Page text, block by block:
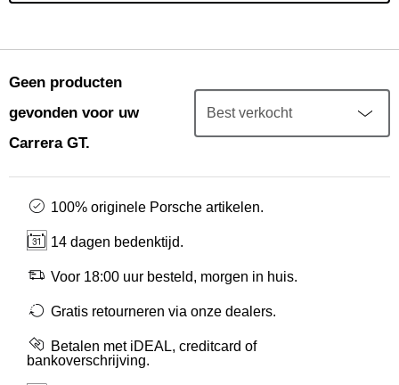
Mijn account
Klantenservice
Porsche informatie
Geen producten
gevonden voor uw
Carrera GT.
100% originele Porsche artikelen.
14 dagen bedenktijd.
Voor 18:00 uur besteld, morgen in huis.
Gratis retourneren via onze dealers.
Betalen met iDEAL, creditcard of
bankoverschrijving.